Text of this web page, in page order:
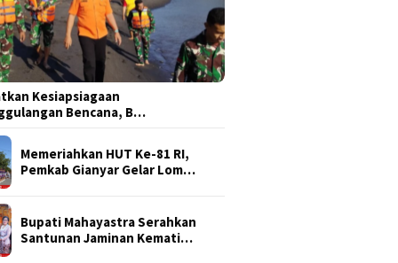
Kesiapsiagaan
Bencana, B…
Memeriahkan HUT Ke-81 RI,
Pemkab Gianyar Gelar Lom…
Bupati Mahayastra Serahkan
Santunan Jaminan Kemati…